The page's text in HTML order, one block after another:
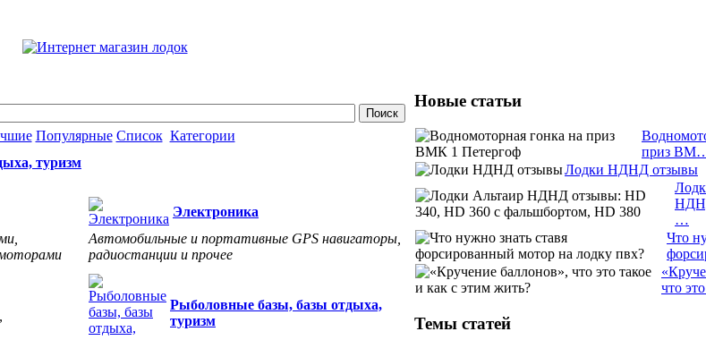
Популярные Список Категории
туризм
Электроника
Автомобильные и портативные GPS навигаторы,
радиостанции и прочее
Рыболовные базы, базы отдыха,
туризм
Новые статьи
приз
Лодки НДНД отзывы
…
Что
что
Темы статей